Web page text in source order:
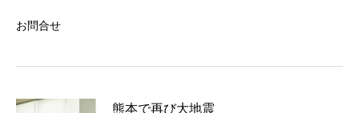
お問合せ
熊本で再び大地震